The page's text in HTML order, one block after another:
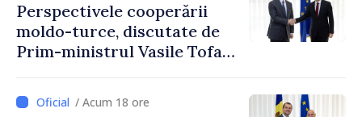
Perspectivele cooperării
moldo-turce, discutate de
Prim-ministrul Vasile Tofan
Uygar Mustafa Sertel
/ Acum 18 ore